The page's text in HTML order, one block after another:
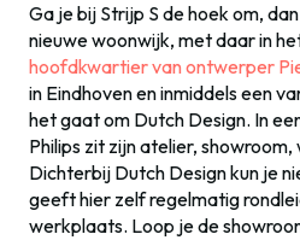
Ga je bij Strijp S de hoek om,
nieuwe woonwijk, met daar in
hoofdkwartier van ontwerper
in Eindhoven en inmiddels een
het gaat om Dutch Design. In
Philips zit zijn atelier,
Dichterbij Dutch Design kun je
geeft hier zelf regelmatig
werkplaats. Loop je de